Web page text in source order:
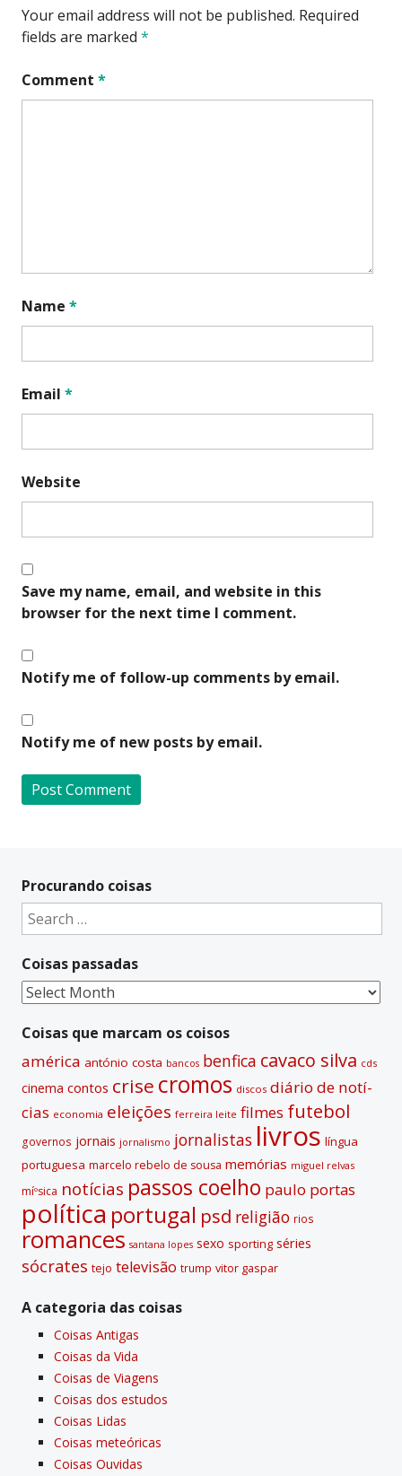
Your email address will not be published. Required
fields are marked *
Comment *
Name *
Email *
Website
Save my name, email, and website in this
browser for the next time I comment.
Notify me of follow-up comments by email.
Notify me of new posts by email.
t
e
a
t
i
v
Procurando coisas
Search
for:
Coisas passadas
Coisas
Coisas que marcam os coisos
américa antónio costa bancos benfica cavaco silva cds
cinema contos crise cromos discos diário de notí­
cias economia eleições ferreira leite filmes futebol
governos jornais jornalismo jornalistas livros lí­ngua
portuguesa marcelo rebelo de sousa memórias miguel relvas
míºsica notí­cias passos coelho paulo portas
polí­tica portugal psd religião rios
romances santana lopes sexo sporting séries
sócrates tejo televisão trump vitor gaspar
A categoria das coisas
Coisas Antigas
Coisas da Vida
Coisas de Viagens
Coisas dos estudos
Coisas Lidas
Coisas meteóricas
Coisas Ouvidas